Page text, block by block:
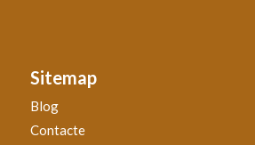
Sitemap
Blog
Contacte